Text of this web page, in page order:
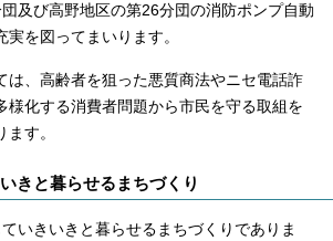
及び高野地区の第26分団の消防ポンプ自動
を図ってまいります。
は、高齢者を狙った悪質商法やニセ電話詐
様化する消費者問題から市民を守る取組を
す。
きと暮らせるまちづくり
いきいきと暮らせるまちづくりでありま